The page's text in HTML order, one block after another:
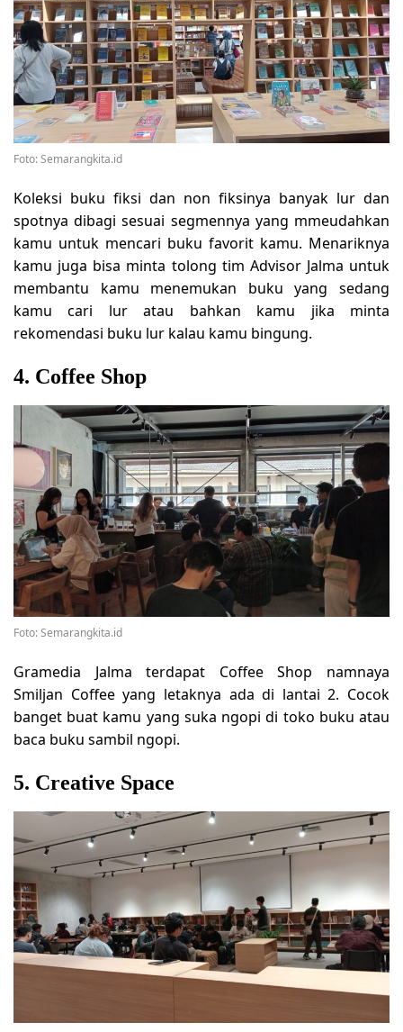
Foto: Semarangkita.id
Koleksi buku fiksi dan non fiksinya banyak lur dan
spotnya dibagi sesuai segmennya yang mmeudahkan
kamu untuk mencari buku favorit kamu. Menariknya
kamu juga bisa minta tolong tim Advisor Jalma untuk
membantu kamu menemukan buku yang sedang
kamu cari lur atau bahkan kamu jika minta
rekomendasi buku lur kalau kamu bingung.
4. Coffee Shop
Foto: Semarangkita.id
Gramedia Jalma terdapat Coffee Shop namnaya
Smiljan Coffee yang letaknya ada di lantai 2. Cocok
banget buat kamu yang suka ngopi di toko buku atau
baca buku sambil ngopi.
5. Creative Space